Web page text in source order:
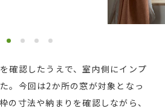
確認したうえで、室内側にインプ
。今回は2か所の窓が対象となっ
の寸法や納まりを確認しながら、